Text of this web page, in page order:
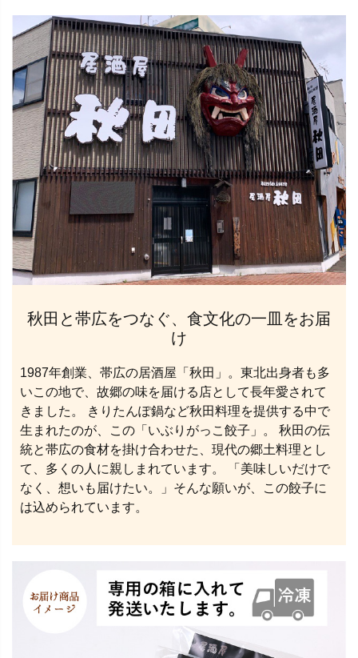
秋田と帯広をつなぐ、食文化の一皿をお届
け
1987年創業、帯広の居酒屋「秋田」。東北出身者も多
いこの地で、故郷の味を届ける店として長年愛されて
きました。 きりたんぽ鍋など秋田料理を提供する中で
生まれたのが、この「いぶりがっこ餃子」。 秋田の伝
統と帯広の食材を掛け合わせた、現代の郷土料理とし
て、多くの人に親しまれています。 「美味しいだけで
なく、想いも届けたい。」そんな願いが、この餃子に
は込められています。